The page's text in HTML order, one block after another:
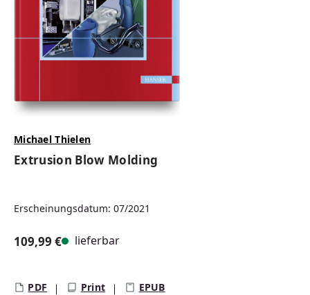
Michael Thielen
Extrusion Blow Molding
Erscheinungsdatum: 07/2021
109,99 € lieferbar
PDF Print EPUB